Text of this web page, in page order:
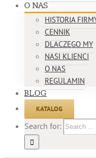
O NAS
HISTORIA
CENNIK
DLACZEGO MY
NASI KLIENCI
O NAS
REGULAMIN
BLOG
KATALOG
Search for: